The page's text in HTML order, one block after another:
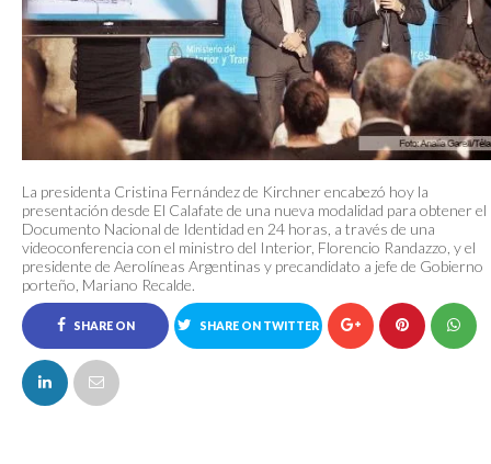
La presidenta Cristina Fernández de Kirchner encabezó hoy la
presentación desde El Calafate de una nueva modalidad para obtener el
Documento Nacional de Identidad en 24 horas, a través de una
videoconferencia con el ministro del Interior, Florencio Randazzo, y el
presidente de Aerolíneas Argentinas y precandidato a jefe de Gobierno
porteño, Mariano Recalde.
SHARE ON
FACEBOOK
SHARE ON TWITTER